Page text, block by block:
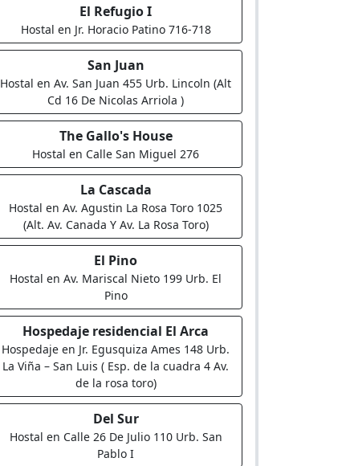
El Refugio I
Hostal en Jr. Horacio Patino 716-718
San Juan
Hostal en Av. San Juan 455 Urb. Lincoln (Alt
Cd 16 De Nicolas Arriola )
The Gallo's House
Hostal en Calle San Miguel 276
La Cascada
Hostal en Av. Agustin La Rosa Toro 1025
(Alt. Av. Canada Y Av. La Rosa Toro)
El Pino
Hostal en Av. Mariscal Nieto 199 Urb. El
Pino
Hospedaje residencial El Arca
Hospedaje en Jr. Egusquiza Ames 148 Urb.
La Viña – San Luis ( Esp. de la cuadra 4 Av.
de la rosa toro)
Del Sur
Hostal en Calle 26 De Julio 110 Urb. San
Pablo I